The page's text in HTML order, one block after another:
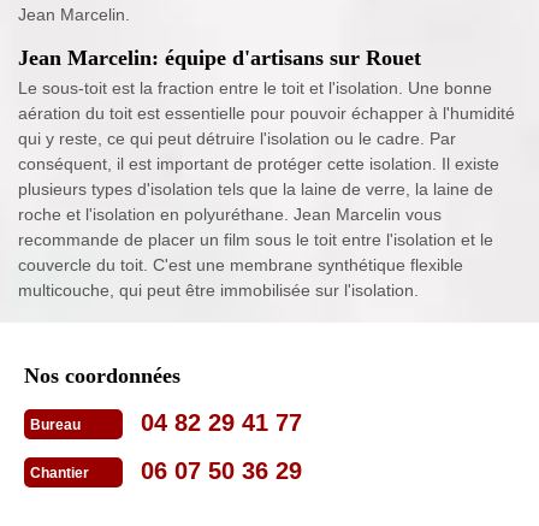
Jean Marcelin.
Jean Marcelin: équipe d'artisans sur Rouet
Le sous-toit est la fraction entre le toit et l'isolation. Une bonne
aération du toit est essentielle pour pouvoir échapper à l'humidité
qui y reste, ce qui peut détruire l'isolation ou le cadre. Par
conséquent, il est important de protéger cette isolation. Il existe
plusieurs types d'isolation tels que la laine de verre, la laine de
roche et l'isolation en polyuréthane. Jean Marcelin vous
recommande de placer un film sous le toit entre l'isolation et le
couvercle du toit. C'est une membrane synthétique flexible
multicouche, qui peut être immobilisée sur l'isolation.
Nos coordonnées
Bureau 04 82 29 41 77
Chantier 06 07 50 36 29